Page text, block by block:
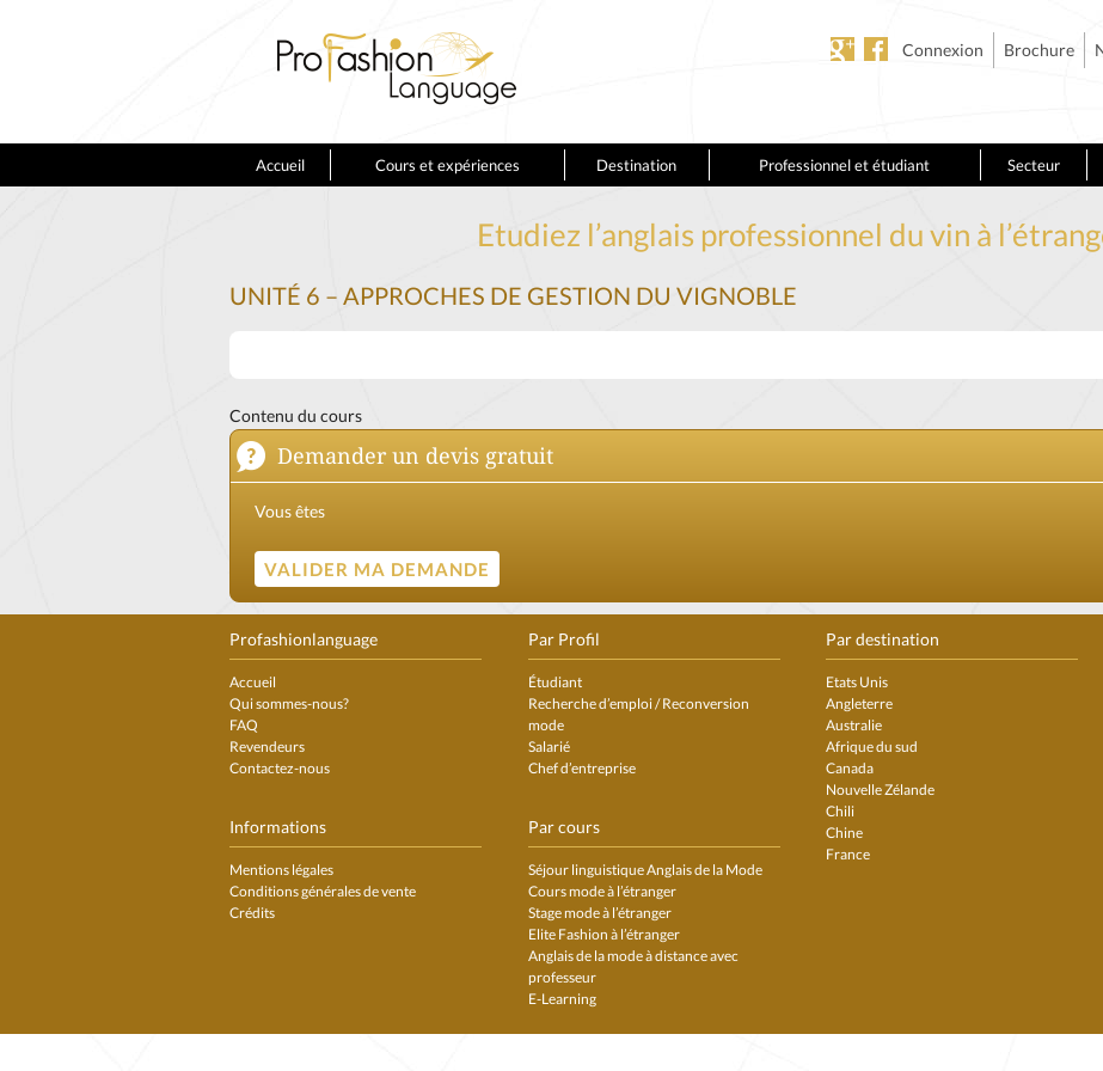
Connexion Brochure
Accueil Cours et expériences Destination Professionnel et étudiant Secteur
Etudiez l’anglais professionnel du vin à
UNITÉ 6 – APPROCHES DE GESTION DU VIGNOBLE
Contenu du cours
Demander un devis gratuit
Vous êtes
Profashionlanguage
Accueil
Qui sommes-nous?
FAQ
Revendeurs
Contactez-nous
Informations
Mentions légales
Conditions générales de vente
Crédits
Par Profil
Étudiant
Recherche d’emploi / Reconversion
mode
Salarié
Chef d’entreprise
Par cours
Séjour linguistique Anglais de la Mode
Cours mode à l’étranger
Stage mode à l’étranger
Elite Fashion à l’étranger
Anglais de la mode à distance avec
professeur
E-Learning
Par destination
Etats Unis
Angleterre
Australie
Afrique du sud
Canada
Nouvelle Zélande
Chili
Chine
France